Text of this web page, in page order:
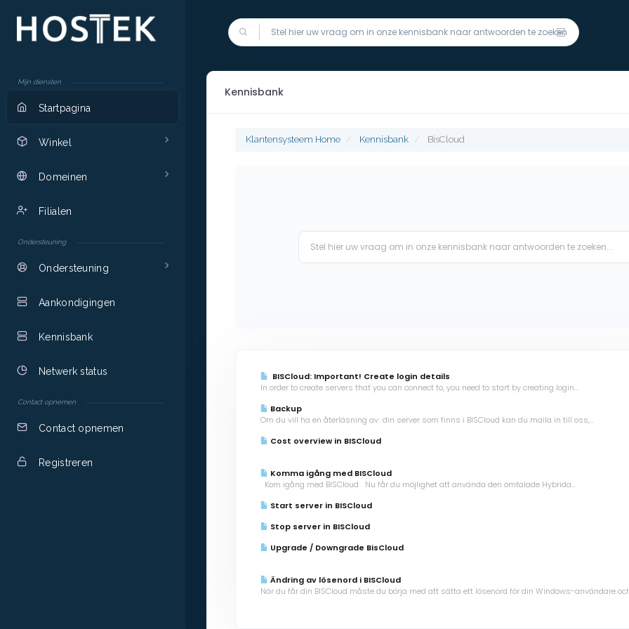
Mijn diensten
Startpagina
Winkel
Domeinen
Filialen
Ondersteuning
Ondersteuning
Aankondigingen
Kennisbank
Netwerk status
Contact opnemen
Contact opnemen
Registreren
Kennisbank
Klantensysteem Home Kennisbank BisCloud
BISCloud: Important! Create login details
In order to create servers that you can connect to, you need to start by creating login...
Backup
Om du vill ha en återläsning av din server som finns i BISCloud kan du maila in till oss,...
Cost overview in BISCloud
Komma igång med BISCloud
Kom igång med BISCloud Nu får du möjlighet att använda den omtalade Hybrida...
Start server in BISCloud
Stop server in BISCloud
Upgrade / Downgrade BisCloud
Ändring av lösenord i BISCloud
När du får din BISCloud måste du börja med att sätta ett lösenord för din Windows-användare